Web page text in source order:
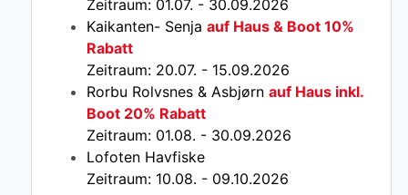
Zeitraum: 01.07. - 30.09.2026
Kaikanten- Senja auf Haus & Boot 10%
Rabatt
Zeitraum: 20.07. - 15.09.2026
Rorbu Rolvsnes & Asbjørn auf Haus inkl.
Boot 20% Rabatt
Zeitraum: 01.08. - 30.09.2026
Lofoten Havfiske
Zeitraum: 10.08. - 09.10.2026